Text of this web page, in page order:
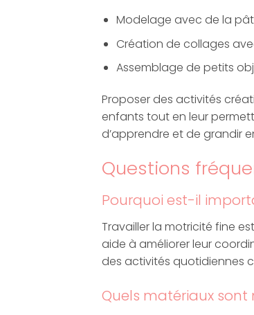
Modelage avec de la
Création de collages
Assemblage de petits
Proposer des activités
enfants tout en leur
d’apprendre et de grandir
Questions
Pourquoi est-il
Travailler la motricité fine
aide à améliorer leur
des activités quotidiennes
Quels matériaux sont